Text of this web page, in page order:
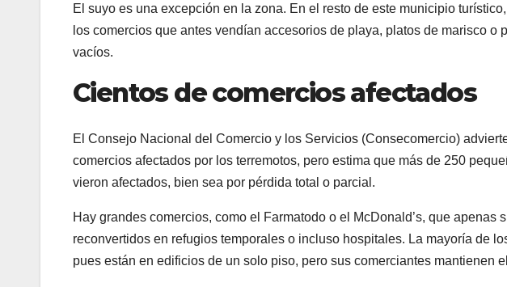
El suyo es una excepción en la zona. En el resto de este municipio
los comercios que antes vendían accesorios de playa, platos de marisco o
vacíos.
Cientos de comercios afectados
El Consejo Nacional del Comercio y los Servicios (Consecomercio)
comercios afectados por los terremotos, pero estima que más de 250
vieron afectados, bien sea por pérdida total o parcial.
Hay grandes comercios, como el Farmatodo o el McDonald’s, que apenas
reconvertidos en refugios temporales o incluso hospitales. La mayoría de
pues están en edificios de un solo piso, pero sus comerciantes mantienen